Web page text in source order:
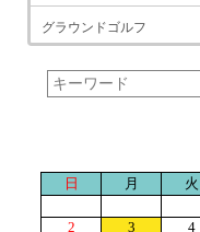
グラウンドゴルフ